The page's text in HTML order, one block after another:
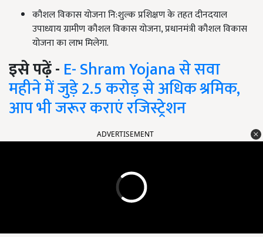
कौशल विकास योजना नि:शुल्क प्रशिक्षण के तहत दीनदयाल
उपाध्याय ग्रामीण कौशल विकास योजना, प्रधानमंत्री कौशल विकास
योजना का लाभ मिलेगा.
इसे पढ़ें -E- Shram Yojana से सवा
महीने में जुड़े 2.5 करोड़ से अधिक श्रमिक,
आप भी जरूर कराएं रजिस्ट्रेशन
ADVERTISEMENT